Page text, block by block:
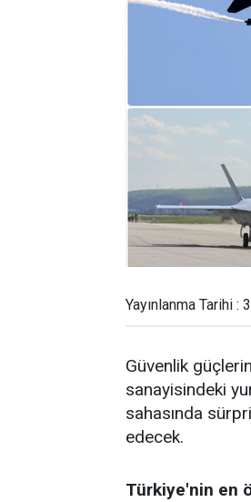
Yayınlanma Tarihi :
Güvenlik
sanayisindeki
sahasında
edecek.
Türkiye'nin en